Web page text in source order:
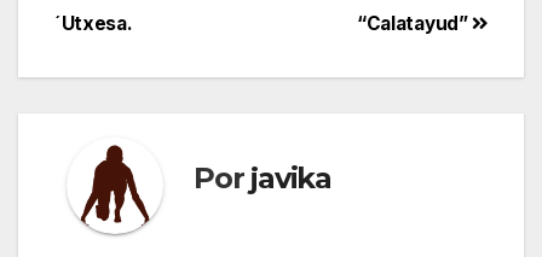
de
entradas
“Calatayud”
´Utxesa.
Por javika